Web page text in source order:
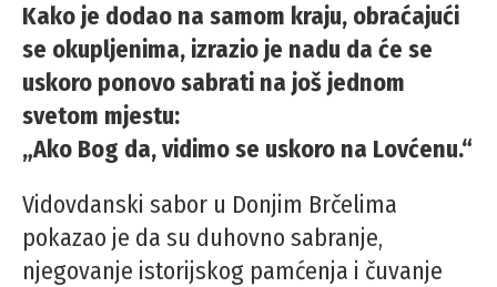
Kako je dodao na samom kraju, obraćajući
se okupljenima, izrazio je nadu da će se
uskoro ponovo sabrati na još jednom
svetom mjestu:
„Ako Bog da, vidimo se uskoro na Lovćenu.“
Vidovdanski sabor u Donjim Brčelima
pokazao je da su duhovno sabranje,
njegovanje istorijskog pamćenja i čuvanje